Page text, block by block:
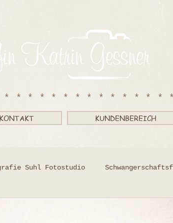
KONTAKT KUNDENBEREICH
Suhl Fotostudio